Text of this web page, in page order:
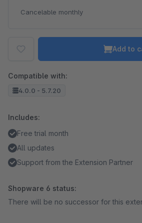
Cancelable monthly
Add to
Compatible with:
4.0.0 - 5.7.20
Includes:
Free trial month
All updates
Support from the Extension Partner
Shopware 6 status:
There will be no successor for this